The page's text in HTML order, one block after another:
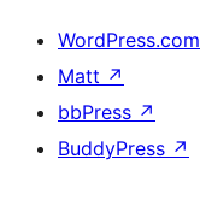
WordPress.com
Matt ↗
bbPress ↗
BuddyPress ↗